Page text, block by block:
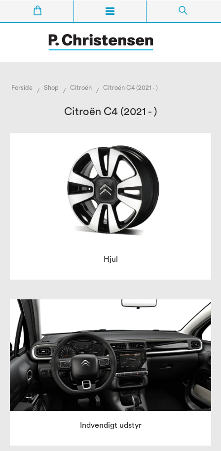
Forside / Shop / Citroën / Citroën C4 (2021 - )
Citroën C4 (2021 - )
Hjul
Indvendigt udstyr